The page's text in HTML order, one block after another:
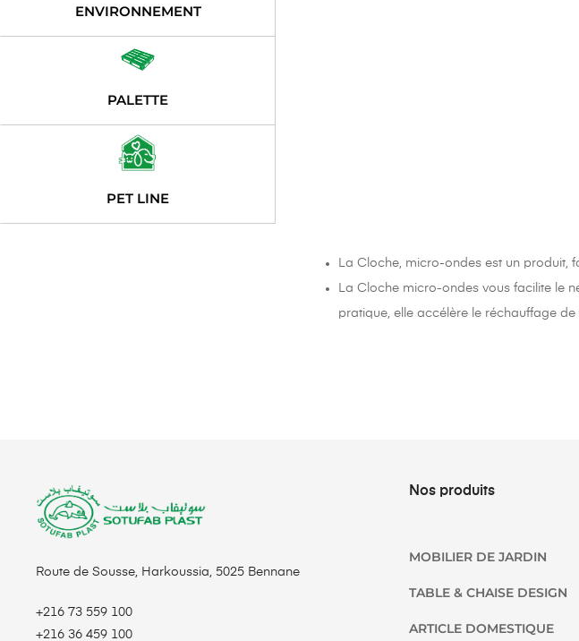
La Cloche, micro-ondes est un produit,
La Cloche micro-ondes vous facilite le
pratique, elle accélère le réchauffage
ENVIRONNEMENT
PALETTE
PET LINE
Route de Sousse, Harkoussia, 5025 Bennane
+216 73 559 100
+216 36 459 100
Nos produits
MOBILIER DE JARDIN
TABLE & CHAISE DESIGN
ARTICLE DOMESTIQUE